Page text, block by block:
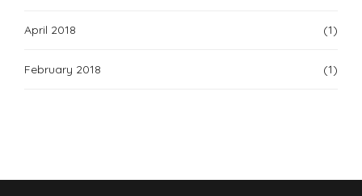
April 2018 (1)
February 2018 (1)